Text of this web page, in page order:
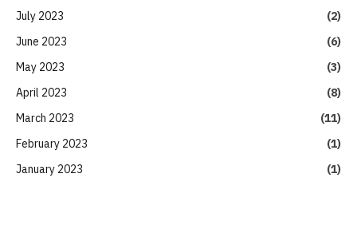
July 2023
(2)
June 2023
(6)
May 2023
(3)
April 2023
(8)
March 2023
(11)
February 2023
(1)
January 2023
(1)